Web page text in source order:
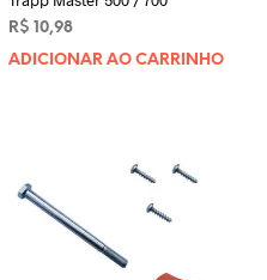
R$ 10,98
ADICIONAR AO CARRINHO